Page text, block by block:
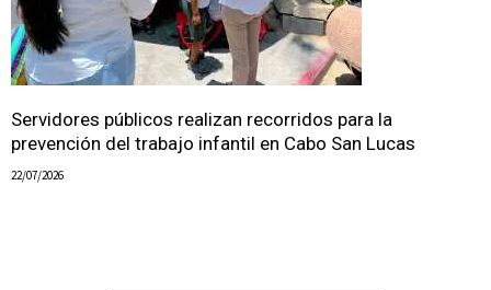
Servidores públicos realizan recorridos para la
prevención del trabajo infantil en Cabo San Lucas
22/07/2026